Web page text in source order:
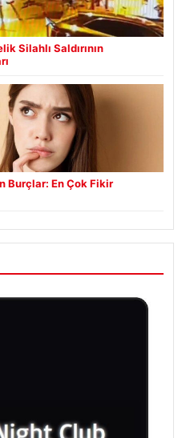
Silahlı Saldırının
Burçlar: En Çok Fikir